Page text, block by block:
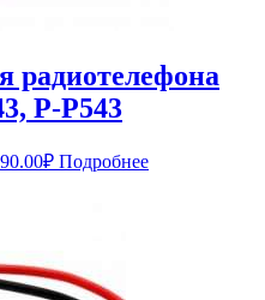
радиотелефона
P-P543
₽Текущая
Подробнее